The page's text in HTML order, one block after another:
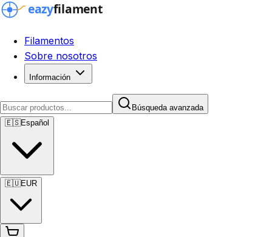
Filamentos
Sobre nosotros
Información
Búsqueda avanzada
🇪🇸Español
🇪🇺EUR